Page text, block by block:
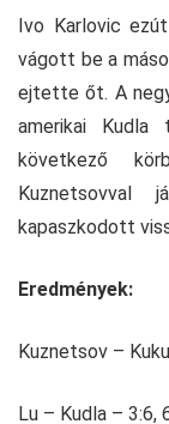
Ivo Karlovic
vágott be a
ejtette őt. A
amerikai
következő
Kuznetsovval
kapaszkodott
Eredmények:
Kuznetsov –
Lu – Kudla – 3:6,